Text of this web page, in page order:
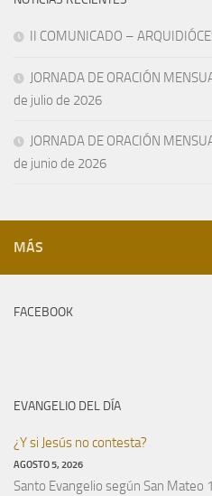
II COMUNICADO –
JORNADA DE ORACIÓN
de julio de 2026
JORNADA DE ORACIÓN
de junio de 2026
MÁS
FACEBOOK
EVANGELIO DEL DÍA
¿Y si Jesús no contesta?
AGOSTO 5, 2026
Santo Evangelio según San